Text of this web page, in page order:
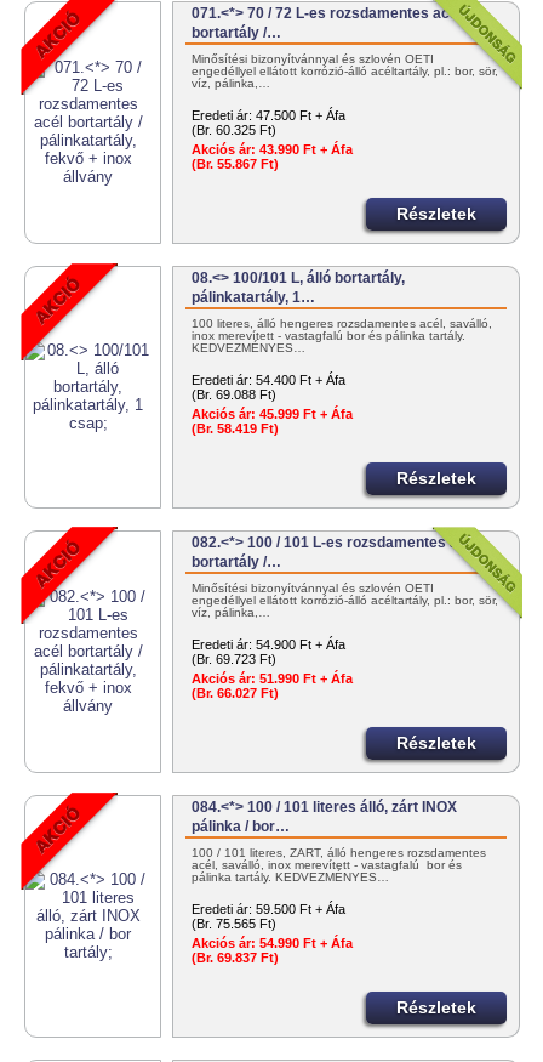
071.<*> 70 / 72 L-es rozsdamentes acél
bortartály /…
Minősítési bizonyítvánnyal és szlovén OÉTI
engedéllyel ellátott korrózió-álló acéltartály, pl.: bor, sör,
víz, pálinka,…
Eredeti ár: 47.500 Ft + Áfa
(Br. 60.325 Ft)
Akciós ár: 43.990 Ft + Áfa
(Br. 55.867 Ft)
Részletek
08.<> 100/101 L, álló bortartály,
pálinkatartály, 1…
100 literes, álló hengeres rozsdamentes acél, saválló,
inox merevített - vastagfalú bor és pálinka tartály.
KEDVEZMÉNYES…
Eredeti ár: 54.400 Ft + Áfa
(Br. 69.088 Ft)
Akciós ár: 45.999 Ft + Áfa
(Br. 58.419 Ft)
Részletek
082.<*> 100 / 101 L-es rozsdamentes acél
bortartály /…
Minősítési bizonyítvánnyal és szlovén OÉTI
engedéllyel ellátott korrózió-álló acéltartály, pl.: bor, sör,
víz, pálinka,…
Eredeti ár: 54.900 Ft + Áfa
(Br. 69.723 Ft)
Akciós ár: 51.990 Ft + Áfa
(Br. 66.027 Ft)
Részletek
084.<*> 100 / 101 literes álló, zárt INOX
pálinka / bor…
100 / 101 literes, ZÁRT, álló hengeres rozsdamentes
acél, saválló, inox merevített - vastagfalú bor és
pálinka tartály. KEDVEZMÉNYES…
Eredeti ár: 59.500 Ft + Áfa
(Br. 75.565 Ft)
Akciós ár: 54.990 Ft + Áfa
(Br. 69.837 Ft)
Részletek